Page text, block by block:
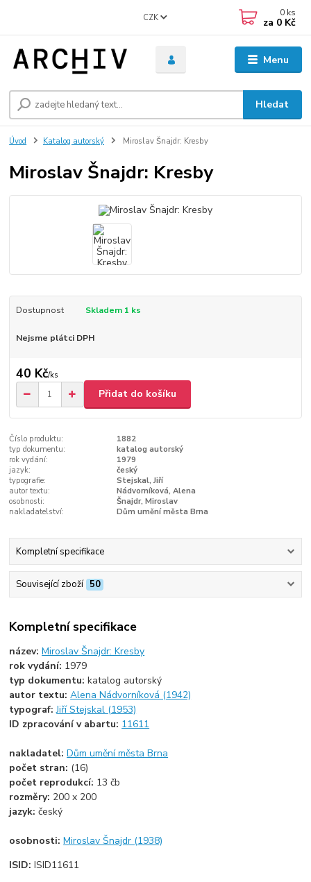
Menu
CZK
Hledat
0 ks
za 0 Kč
Úvod Katalog autorský Miroslav Šnajdr: Kresby
Miroslav Šnajdr: Kresby
Dostupnost Skladem 1 ks
Nejsme plátci DPH
40 Kč/ks
Přidat do košíku
Číslo produktu:
1882
typ dokumentu:
katalog autorský
rok vydání:
1979
jazyk:
český
typografie:
Stejskal, Jiří
autor textu:
Nádvorníková, Alena
osobnosti:
Šnajdr, Miroslav
nakladatelství:
Dům umění města Brna
Kompletní specifikace
Související zboží 50
Kompletní specifikace
název:Miroslav Šnajdr: Kresby
rok vydání: 1979
typ dokumentu:katalog autorský
autor textu:Alena Nádvorníková (1942)
typograf:Jiří Stejskal (1953)
ID zpracování v abartu: 11611
nakladatel:Dům umění města Brna
počet stran: (16)
počet reprodukcí: 13 čb
rozměry: 200 x 200
jazyk:český
osobnosti:Miroslav Šnajdr (1938)
ISID:ISID11611